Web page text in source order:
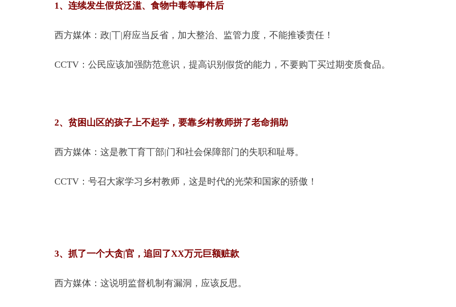
1、连续发生假货泛滥、食物中毒等事件后
西方媒体：政|丅|府应当反省，加大整治、监管力度，不能推诿责任！
CCTV：公民应该加强防范意识，提高识别假货的能力，不要购丅买过期变质食品。
2、贫困山区的孩子上不起学，要靠乡村教师拼了老命捐助
西方媒体：这是教丅育丅部|门和社会保障部门的失职和耻辱。
CCTV：号召大家学习乡村教师，这是时代的光荣和国家的骄傲！
3、抓了一个大贪|官，追回了XX万元巨额赃款
西方媒体：这说明监督机制有漏洞，应该反思。